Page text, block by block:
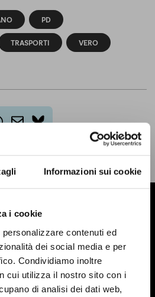
Informazioni sui cookie
i cookie
contenuti ed
dei social media e per
Condividiamo inoltre
cui utilizza il nostro sito con i
di analisi dei dati web,
PD
TRASPORTI VERO
CORREZIONI